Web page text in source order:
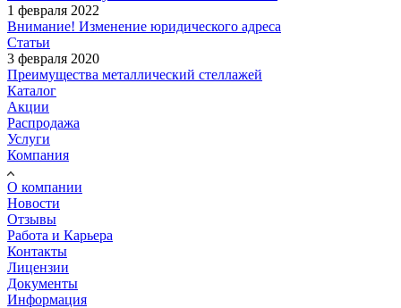
1 февраля 2022
Внимание! Изменение юридического адреса
Статьи
3 февраля 2020
Преимущества металлический стеллажей
Каталог
Акции
Распродажа
Услуги
Компания
О компании
Новости
Отзывы
Работа и Карьера
Контакты
Лицензии
Документы
Информация